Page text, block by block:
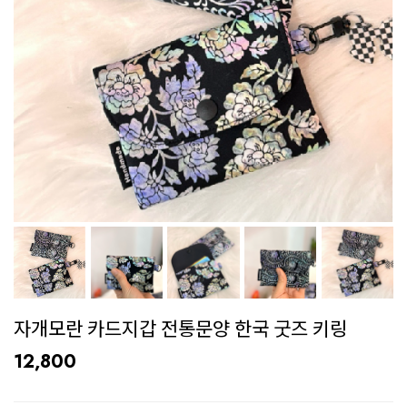
자개모란 카드지갑 전통문양 한국 굿즈 키링
12,800